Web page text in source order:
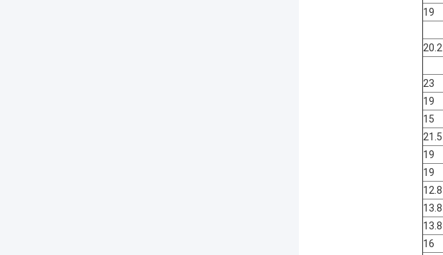
19
20.2
23
19
15
21.5
19
19
12.8
13.8
13.8
16